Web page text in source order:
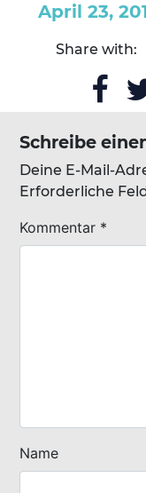
April 23,
Share with:
Schreibe
Deine E-Mail-
Erforderliche
Kommentar *
Name